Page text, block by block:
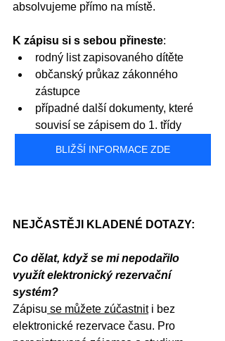
absolvujeme přímo na místě.
K zápisu si s sebou přineste:
rodný list zapisovaného dítěte
občanský průkaz zákonného
zástupce
případné další dokumenty, které
souvisí se zápisem do 1. třídy
BLIŽŠÍ INFORMACE ZDE
NEJČASTĚJI KLADENÉ DOTAZY:
Co dělat, když se mi nepodařilo
využít elektronický rezervační
systém?
Zápisu se můžete zúčastnit i bez
elektronické rezervace času. Pro